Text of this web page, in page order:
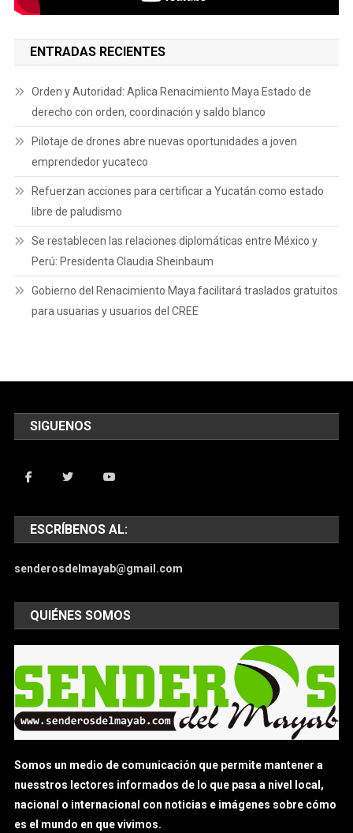
ENTRADAS RECIENTES
Orden y Autoridad: Aplica Renacimiento Maya Estado de
derecho con orden, coordinación y saldo blanco
Pilotaje de drones abre nuevas oportunidades a joven
emprendedor yucateco
Refuerzan acciones para certificar a Yucatán como estado
libre de paludismo
Se restablecen las relaciones diplomáticas entre México y
Perú: Presidenta Claudia Sheinbaum
Gobierno del Renacimiento Maya facilitará traslados gratuitos
para usuarias y usuarios del CREE
SIGUENOS
ESCRÍBENOS AL:
senderosdelmayab@gmail.com
QUIÉNES SOMOS
Somos un medio de comunicación que permite mantener a
nuesstros lectores informados de lo que pasa a nivel local,
nacional o internacional con noticias e imágenes sobre cómo
es el mundo en que vivimos.